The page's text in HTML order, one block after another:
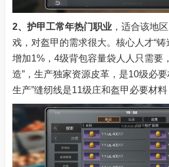
2、护甲工常年热门职业 ，适合该地
戏，对盔甲的需求很大。核心人才“铸
增加1%，4级背包容量袋人人只需要
造”，生产独家资源皮革，是10级必
生产”缝纫线是11级庄和盔甲必要材料